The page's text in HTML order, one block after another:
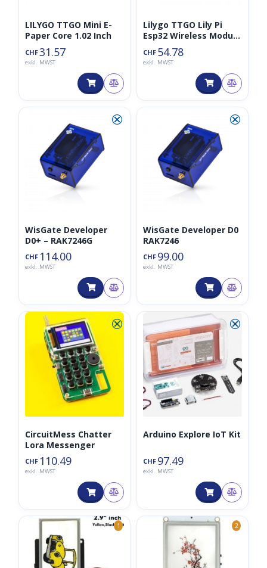
LILYGO TTGO Mini E-
Paper Core 1.02 Inch
CHF31.57
exkl. MWST
Lilygo TTGO Lily Pi
Esp32 Wireless Modul
Wifi Bluetooth 3,5 Zoll
Display 5v Relais
Erweiterung
Entwicklungsboard für
CHF 54.78
exkl. MWST
⮿
WisGate Developer
D0+ – RAK7246G
CHF 114.00
exkl. MWST
⮿
WisGate Developer D0
RAK7246
CHF 99.00
exkl. MWST
⮿
CircuitMess Chatter
Lora Messenger
CHF 110.49
exkl. MWST
⮿
Arduino Explore IoT Kit
CHF 97.49
exkl. MWST
1 2